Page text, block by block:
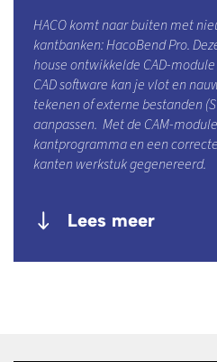
HACO komt naar buiten met
kantbanken: HacoBend Pro.
house ontwikkelde CAD-
CAD software kan je vlot en
tekenen of externe bestanden
aanpassen. Met de CAM-
kantprogramma en een
kanten werkstuk gegenereerd.
Lees meer